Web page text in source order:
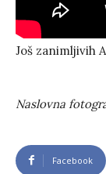
Još zanimljivih
Naslovna
Facebook